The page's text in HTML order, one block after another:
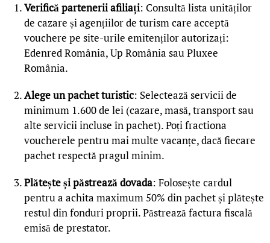
Verifică partenerii afiliați: Consultă lista unităților
de cazare și agențiilor de turism care acceptă
vouchere pe site-urile emitenților autorizați:
Edenred România, Up România sau Pluxee
România.
Alege un pachet turistic: Selectează servicii de
minimum 1.600 de lei (cazare, masă, transport sau
alte servicii incluse în pachet). Poți fractiona
voucherele pentru mai multe vacanțe, dacă fiecare
pachet respectă pragul minim.
Plătește și păstrează dovada: Folosește cardul
pentru a achita maximum 50% din pachet și plătește
restul din fonduri proprii. Păstrează factura fiscală
emisă de prestator.